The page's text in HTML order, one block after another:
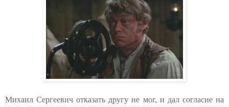
Михаил Сергеевич отказать другу не мог, и дал согласие на